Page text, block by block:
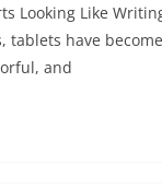
Looking Like
tablets have
and